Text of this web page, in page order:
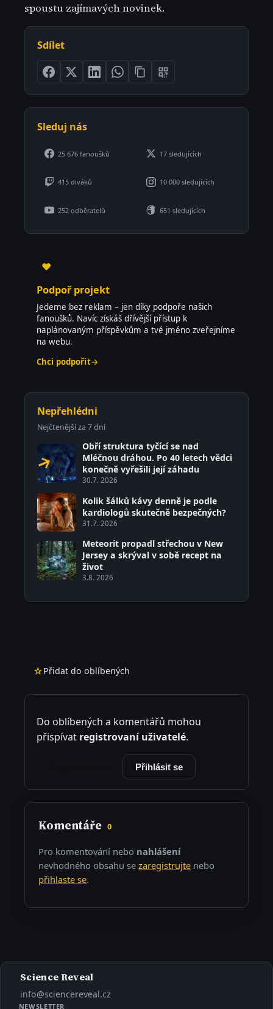
spoustu zajímavých novinek.
Sdílet
Sleduj nás
25 676 fanoušků 17 sledujících
415 diváků 10 000 sledujících
252 odběratelů 651 sledujících
♥
Podpoř projekt
Jedeme bez reklam – jen díky podpoře našich
fanoušků. Navíc získáš dřívější přístup k
naplánovaným příspěvkům a tvé jméno zveřejníme
na webu.
Chci podpořit→
Nepřehlédni
Nejčtenější za 7 dní
Obří struktura tyčící se nad
Mléčnou dráhou. Po 40 letech vědci
konečně vyřešili její záhadu
30.7. 2026
Kolik šálků kávy denně je podle
kardiologů skutečně bezpečných?
31.7. 2026
Meteorit propadl střechou v New
Jersey a skrýval v sobě recept na
život
3.8. 2026
☆Přidat do oblíbených
Do oblíbených a komentářů mohou
přispívat registrovaní uživatelé.
Přihlásit se
Komentáře 0
Pro komentování nebo nahlášení
nevhodného obsahu sezaregistrujte nebo
přihlaste se.
Science Reveal
info@sciencereveal.cz
NEWSLETTER